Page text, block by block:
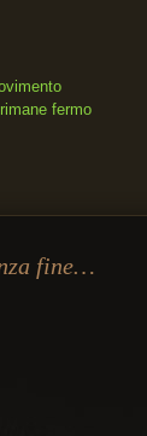
fermo
fine…